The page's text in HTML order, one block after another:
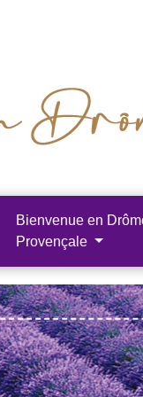
Bienvenue en
Provençale